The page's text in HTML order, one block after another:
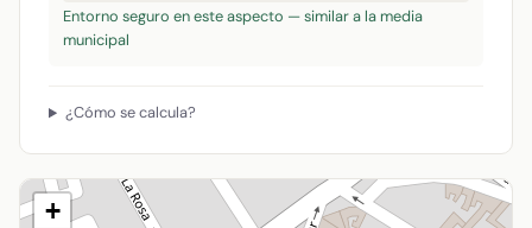
Entorno seguro en este aspecto — similar a la media
municipal
¿Cómo se calcula?
+